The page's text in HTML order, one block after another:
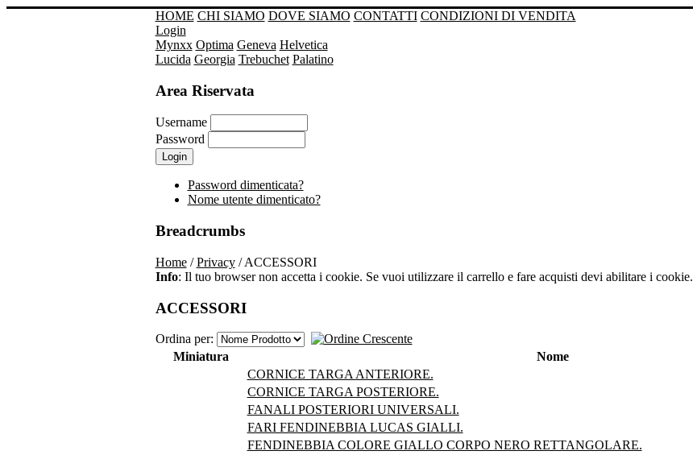
HOME CHI SIAMO DOVE SIAMO CONTATTI CONDIZIONI DI VENDITA
Login
Mynxx Optima Geneva Helvetica
Lucida Georgia Trebuchet Palatino
Area Riservata
Username
Password
Password dimenticata?
Nome utente dimenticato?
Breadcrumbs
Home/Privacy/ ACCESSORI
Info: Il tuo browser non accetta i cookie. Se vuoi utilizzare il carrello e fare acquisti devi abilitare i cookie.
ACCESSORI
Ordina per:
Miniatura
Nome
CORNICE TARGA ANTERIORE.
CORNICE TARGA POSTERIORE.
FANALI POSTERIORI UNIVERSALI.
FARI FENDINEBBIA LUCAS GIALLI.
FENDINEBBIA COLORE GIALLO CORPO NERO RETTANGOLARE.